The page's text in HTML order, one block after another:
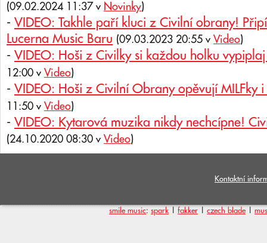
(09.02.2024 11:37 v Novinky)
- VIDEO: Takhle paří kluci z Civilní obrany!
Lucerna Music Baru (09.03.2023 20:55 v Video)
- VIDEO: Hoši z Civilky si každou holku
12:00 v Video)
- VIDEO: Hoši z Civilní Obrany opěvují MILFky
11:50 v Video)
- VIDEO: Kytarová muzika nikdy nechcípne!
(24.10.2020 08:30 v Video)
Kontaktní
smile music: spark fakker czech blade